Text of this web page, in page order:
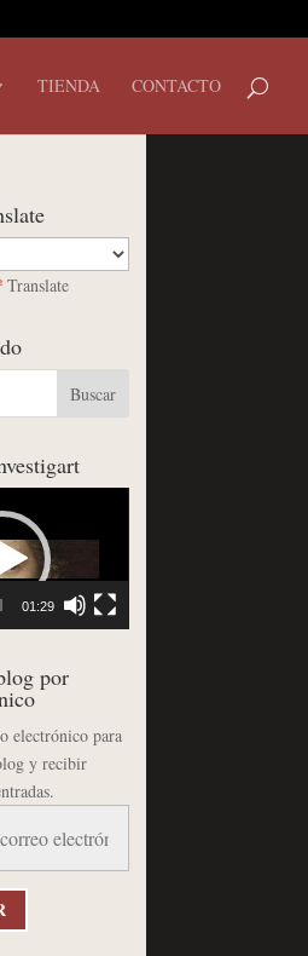
TIENDA CONTACTO
Translate
01:29
por
electrónico para
y recibir